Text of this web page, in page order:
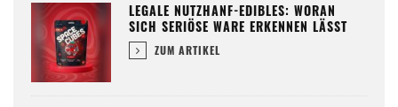
LEGALE NUTZHANF-EDIBLES: WORAN
SICH SERIÖSE WARE ERKENNEN LÄSST
ZUM ARTIKEL